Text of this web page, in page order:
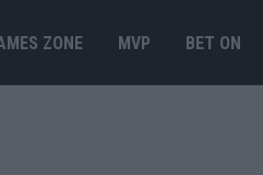
ΖΟΝΕ MVP BET ΟΝ